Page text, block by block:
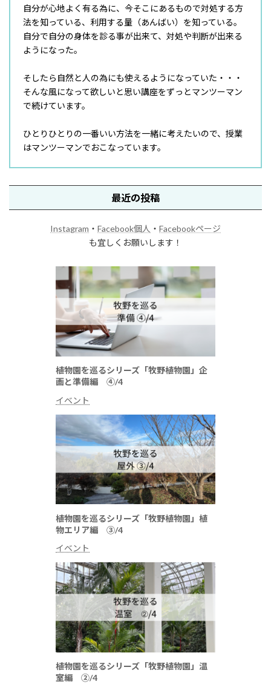
自分が心地よく有る為に、今そこにあるもので対処する方
法を知っている、利用する量（あんばい）を知っている。
自分で自分の身体を診る事が出来て、対処や判断が出来る
ようになった。
そしたら自然と人の為にも使えるようになっていた・・・
そんな風になって欲しいと思い講座をずっとマンツーマン
で続けています。
ひとりひとりの一番いい方法を一緒に考えたいので、授業
はマンツーマンでおこなっています。
最近の投稿
Instagram ・ Facebook個人 ・ Facebookページ
も宜しくお願いします！
植物園を巡るシリーズ「牧野植物園」企
画と準備編 ④/4
イベント
植物園を巡るシリーズ「牧野植物園」植
物エリア編 ③/4
イベント
植物園を巡るシリーズ「牧野植物園」温
室編 ➁/4